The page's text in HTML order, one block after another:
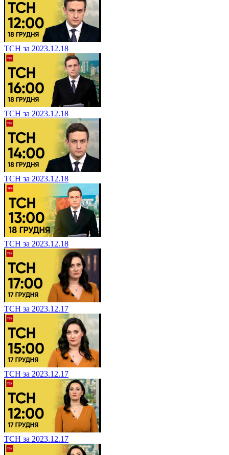
ТСН за 2023.12.18
ТСН за 2023.12.18
ТСН за 2023.12.18
ТСН за 2023.12.18
ТСН за 2023.12.17
ТСН за 2023.12.17
ТСН за 2023.12.17